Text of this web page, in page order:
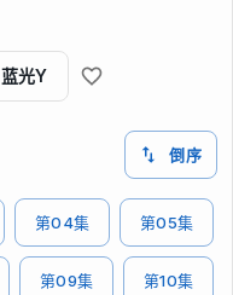
蓝光Y
倒序
第04集 第05集
第09集 第10集